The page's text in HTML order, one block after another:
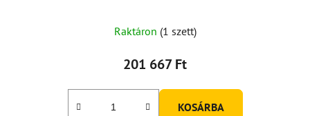
Raktáron (1 szett)
201 667 Ft
KOSÁRBA